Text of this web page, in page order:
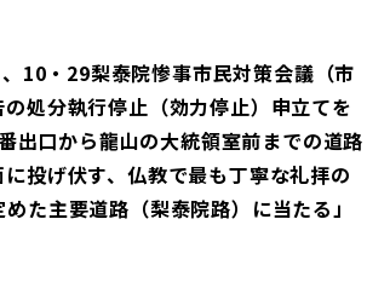
10・29梨泰院惨事市民対策会議（市
処分執行停止（効力停止）申立てを
出口から龍山の大統領室前までの道路
投げ伏す、仏教で最も丁寧な礼拝の
た主要道路（梨泰院路）に当たる」